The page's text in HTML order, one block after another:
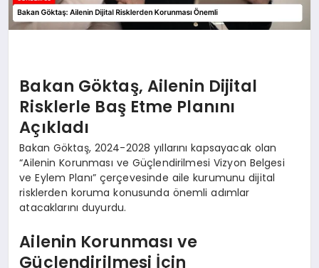
Bakan Göktaş, Ailenin Dijital
Risklerle Baş Etme Planını
Açıkladı
Bakan Göktaş, 2024-2028 yıllarını kapsayacak olan
“Ailenin Korunması ve Güçlendirilmesi Vizyon Belgesi
ve Eylem Planı” çerçevesinde aile kurumunu dijital
risklerden koruma konusunda önemli adımlar
atacaklarını duyurdu.
Ailenin Korunması ve
Güçlendirilmesi İçin